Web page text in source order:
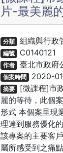
片-最美麗
分類 組織與行政
編號 C0140121
作者 臺北市政府
個案時間 2020-
摘要 [微課程]市
麗的等待，此個
形式 本個案呈現
理達到服務優化
該專案的主要客
屬所感受到之痛